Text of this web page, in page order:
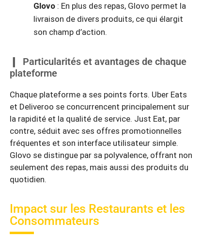
Glovo : En plus des repas, Glovo permet la
livraison de divers produits, ce qui élargit
son champ d’action.
Particularités et avantages de chaque
plateforme
Chaque plateforme a ses points forts. Uber Eats
et Deliveroo se concurrencent principalement sur
la rapidité et la qualité de service. Just Eat, par
contre, séduit avec ses offres promotionnelles
fréquentes et son interface utilisateur simple.
Glovo se distingue par sa polyvalence, offrant non
seulement des repas, mais aussi des produits du
quotidien.
Impact sur les Restaurants et les
Consommateurs